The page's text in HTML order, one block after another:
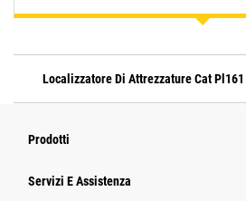
Localizzatore Di Attrezzature Cat Pl161
Prodotti
Servizi E Assistenza